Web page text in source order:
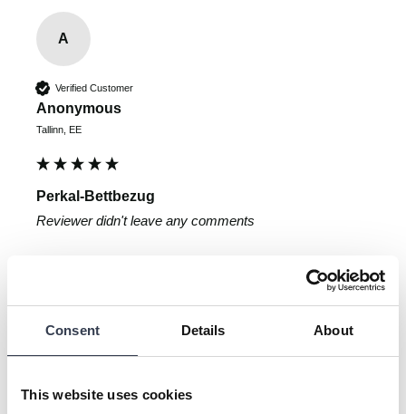
Consent Details About
This website uses cookies
A
Verified Customer
Anonymous
Tallinn, EE
Perkal-Bettbezug
Reviewer didn't leave any comments